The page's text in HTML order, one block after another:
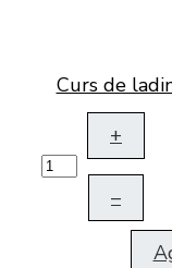
Curs de
+
–